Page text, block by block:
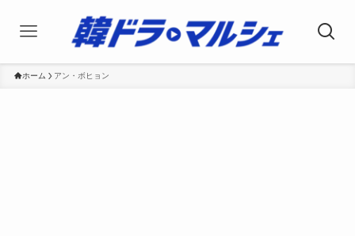
ホーム アン・ボヒョン